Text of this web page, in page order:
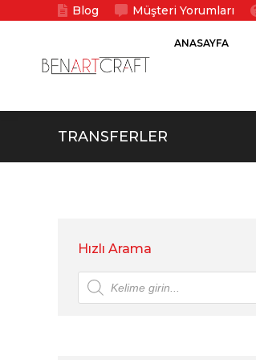
Blog Müşteri Yorumları
ANASAYFA
TRANSFERLER
Hızlı Arama
Products
search